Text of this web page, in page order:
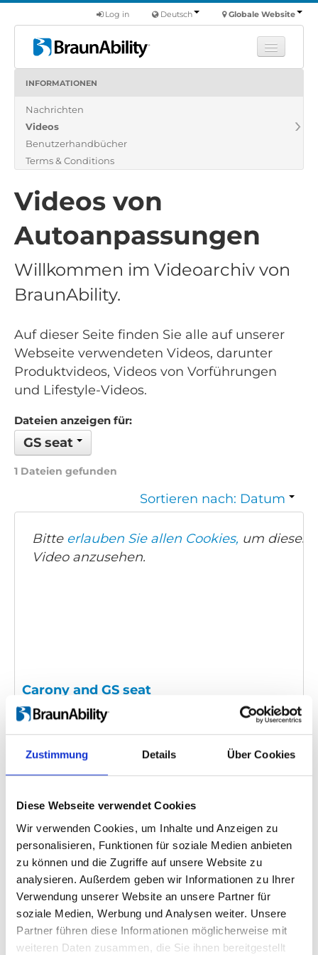
Zustimmung Details Über Cookies
Diese Webseite verwendet Cookies
Wir verwenden Cookies, um Inhalte und Anzeigen zu
personalisieren, Funktionen für soziale Medien anbieten
zu können und die Zugriffe auf unsere Website zu
analysieren. Außerdem geben wir Informationen zu Ihrer
Verwendung unserer Website an unsere Partner für
soziale Medien, Werbung und Analysen weiter. Unsere
Partner führen diese Informationen möglicherweise mit
weiteren Daten zusammen, die Sie ihnen bereitgestellt
Globale Website
Deutsch
Log in
Produkte
Über uns
Finde einen Händler
INFORMATIONEN
Nachrichten
Videos
Benutzerhandbücher
Terms & Conditions
Videos von
Autoanpassungen
Willkommen im Videoarchiv von
BraunAbility.
Auf dieser Seite finden Sie alle auf unserer
Webseite verwendeten Videos, darunter
Produktvideos, Videos von Vorführungen
und Lifestyle-Videos.
Dateien anzeigen für:
GS seat
1 Dateien gefunden
Sortieren nach: Datum
Bitte erlauben Sie allen Cookies, um dieses
Video anzusehen.
Carony and GS seat
Einbettungscode
(Kopieren Sie den folgenden Code
und fügen Sie ihn in das HTML Ihrer eigenen Site ein,
um das Video einzubetten):
Kategorie:Turny Evo, Carony Classic, GS seat, Product
video
Zurück 1 Weiter